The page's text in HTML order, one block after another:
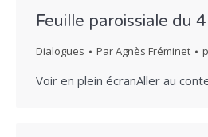
Feuille paroissiale du
Dialogues ParAgnès Fréminet
Voir en plein écranAller au